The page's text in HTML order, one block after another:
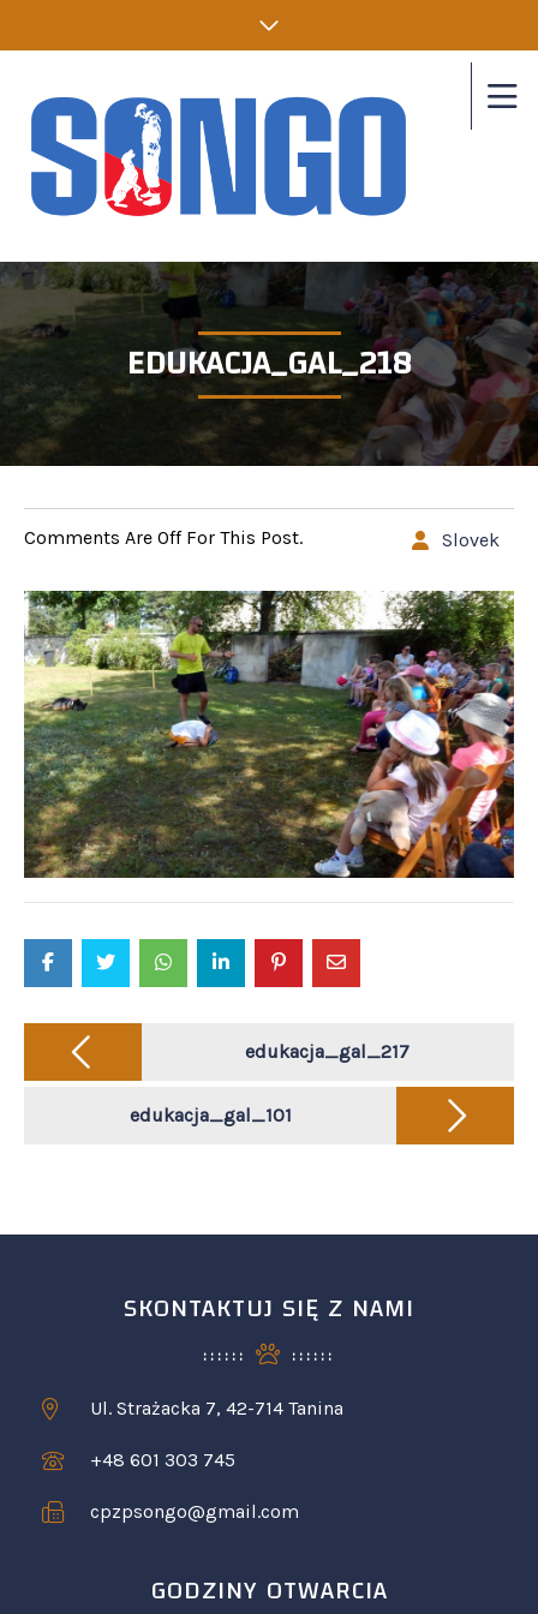
EDUKACJA_GAL_218
Slovek
Comments Are Off For This Post.
Post
navigation edukacja_gal_217
edukacja_gal_101
SKONTAKTUJ SIĘ Z NAMI
Ul. Strażacka 7, 42-714 Tanina
+48 601 303 745
cpzpsongo@gmail.com
GODZINY OTWARCIA